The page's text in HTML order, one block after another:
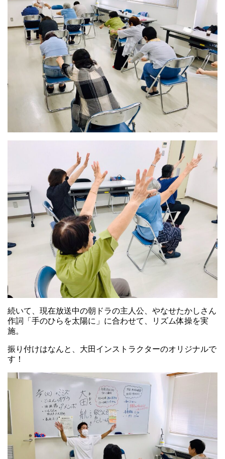
続いて、現在放送中の朝ドラの主人公、やなせたかしさん
作詞「手のひらを太陽に」に合わせて、リズム体操を実
施。
振り付けはなんと、大田インストラクターのオリジナルで
す！